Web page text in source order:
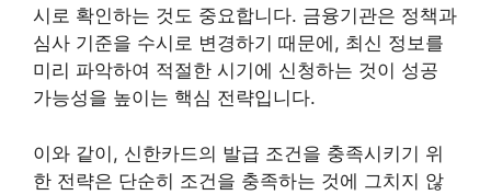
시로 확인하는 것도 중요합니다. 금융기관은 정책과
심사 기준을 수시로 변경하기 때문에, 최신 정보를
미리 파악하여 적절한 시기에 신청하는 것이 성공
가능성을 높이는 핵심 전략입니다.
이와 같이, 신한카드의 발급 조건을 충족시키기 위
한 전략은 단순히 조건을 충족하는 것에 그치지 않